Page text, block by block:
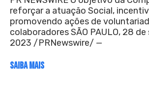
reforçar a atuação Social,
promovendo ações de
colaboradores SÃO PAULO, 28
2023 /PRNewswire/ —
SAIBA MAIS